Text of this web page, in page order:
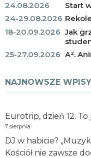
24.08.2026
Start
24-29.08.2026
18-20.09.2026 Jak
25-27.09.2026 A².
NAJNOWSZE
Eurotrip, dzień 12. To
7 sierpnia
DJ w habicie?
Kościół nie zawsze